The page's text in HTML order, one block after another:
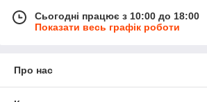
Сьогодні працює з 10:00 до 18:00
Показати весь графік роботи
Про нас